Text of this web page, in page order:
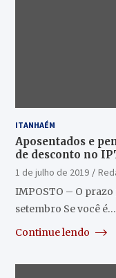
ITANHAÉM
Aposentados e
de desconto no
1 de julho de 2019
IMPOSTO – O
setembro Se você é…
Continue lendo